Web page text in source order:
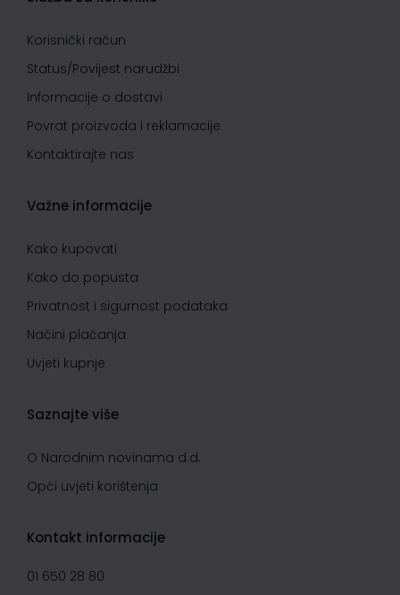
Korisnički račun
Status/Povijest narudžbi
Informacije o dostavi
Povrat proizvoda i reklamacije
Kontaktirajte nas
Važne informacije
Kako kupovati
Kako do popusta
Privatnost i sigurnost podataka
Načini plaćanja
Uvjeti kupnje
Saznajte više
O Narodnim novinama d.d.
Opći uvjeti korištenja
Kontakt informacije
01 650 28 80